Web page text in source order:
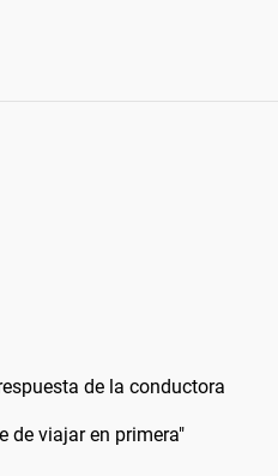
de la conductora
de viajar en primera"